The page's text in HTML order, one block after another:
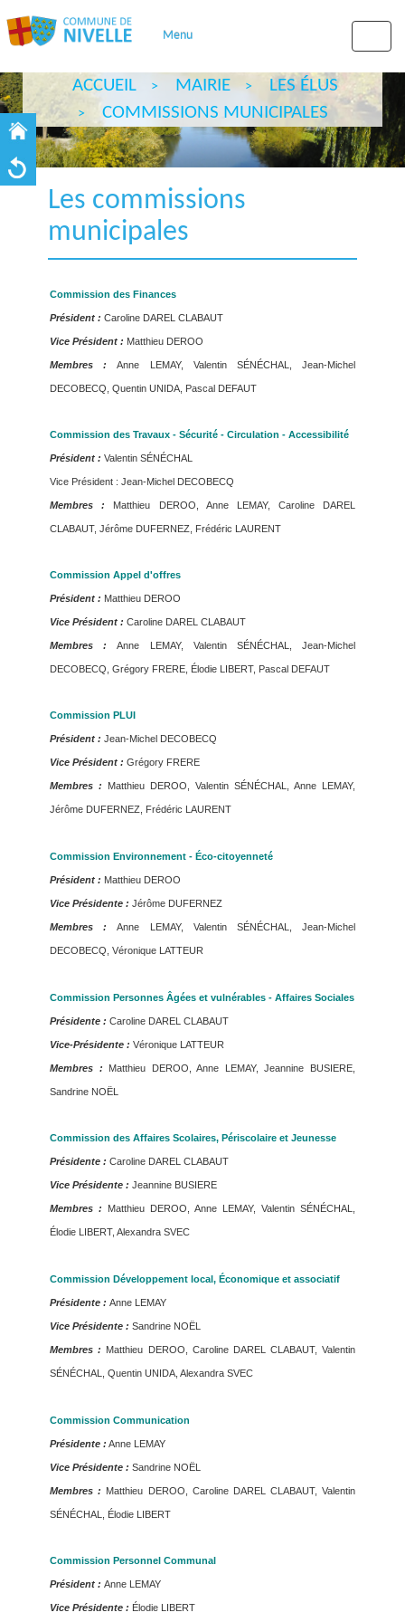
Menu
ACCUEIL MAIRIE
LES ÉLUS
COMMISSIONS MUNICIPALES
Les commissions
municipales
Commission des Finances
Président : Caroline DAREL CLABAUT
Vice Président : Matthieu DEROO
Membres : Anne LEMAY, Valentin SÉNÉCHAL, Jean-Michel
DECOBECQ, Quentin UNIDA, Pascal DEFAUT
Commission des Travaux - Sécurité - Circulation - Accessibilité
Président :Valentin SÉNÉCHAL
Vice Président : Jean-Michel DECOBECQ
Membres : Matthieu DEROO, Anne LEMAY, Caroline DAREL
CLABAUT, Jérôme DUFERNEZ, Frédéric LAURENT
Commission Appel d'offres
Président : Matthieu DEROO
Vice Président : Caroline DAREL CLABAUT
Membres : Anne LEMAY, Valentin SÉNÉCHAL, Jean-Michel
DECOBECQ, Grégory FRERE, Élodie LIBERT, Pascal DEFAUT
Commission PLUI
Président : Jean-Michel DECOBECQ
Vice Président : Grégory FRERE
Membres : Matthieu DEROO, Valentin SÉNÉCHAL, Anne LEMAY,
Jérôme DUFERNEZ, Frédéric LAURENT
Commission Environnement - Éco-citoyenneté
Président : Matthieu DEROO
Vice Présidente : Jérôme DUFERNEZ
Membres : Anne LEMAY, Valentin SÉNÉCHAL, Jean-Michel
DECOBECQ, Véronique LATTEUR
Commission Personnes Âgées et vulnérables - Affaires Sociales
Présidente : Caroline DAREL CLABAUT
Vice-Présidente : Véronique LATTEUR
Membres : Matthieu DEROO, Anne LEMAY, Jeannine BUSIERE,
Sandrine NOËL
Commission des Affaires Scolaires, Périscolaire et Jeunesse
Présidente : Caroline DAREL CLABAUT
Vice Présidente : Jeannine BUSIERE
Membres : Matthieu DEROO, Anne LEMAY, Valentin SÉNÉCHAL,
Élodie LIBERT, Alexandra SVEC
Commission Développement local, Économique et associatif
Présidente : Anne LEMAY
Vice Présidente : Sandrine NOËL
Membres : Matthieu DEROO, Caroline DAREL CLABAUT, Valentin
SÉNÉCHAL, Quentin UNIDA, Alexandra SVEC
Commission Communication
Présidente : Anne LEMAY
Vice Présidente : Sandrine NOËL
Membres : Matthieu DEROO, Caroline DAREL CLABAUT, Valentin
SÉNÉCHAL, Élodie LIBERT
Commission Personnel Communal
Président : Anne LEMAY
Vice Présidente : Élodie LIBERT